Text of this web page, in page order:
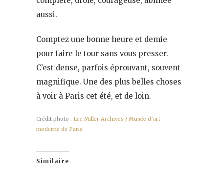
aussi.
Comptez une bonne heure et demie
pour faire le tour sans vous presser.
C’est dense, parfois éprouvant, souvent
magnifique. Une des plus belles choses
à voir à Paris cet été, et de loin.
Crédit photo : Lee Miller Archives / Musée d’art
moderne de Paris
Similaire